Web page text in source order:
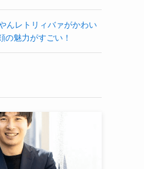
んレトリィバァがかわい
の魅力がすごい！